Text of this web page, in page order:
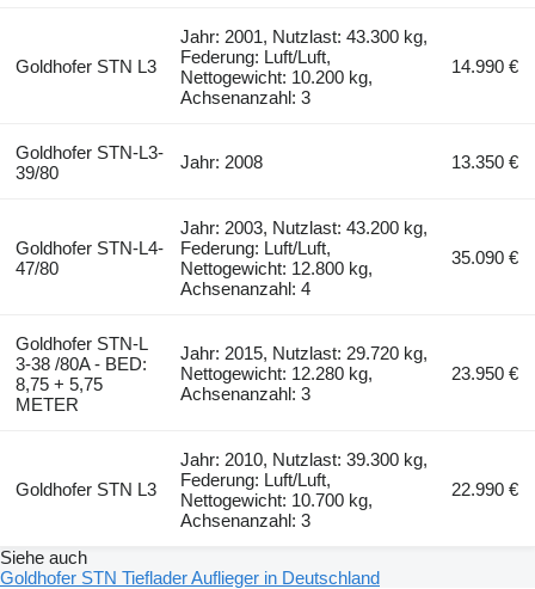
Goldhofer STN L3
Jahr: 2001, Nutzlast: 43.300 kg,
Federung: Luft/Luft,
Nettogewicht: 10.200 kg,
Achsenanzahl: 3
14.990 €
Goldhofer STN-L3-
39/80
Jahr: 2008 13.350 €
Goldhofer STN-L4-
47/80
Jahr: 2003, Nutzlast: 43.200 kg,
Federung: Luft/Luft,
Nettogewicht: 12.800 kg,
Achsenanzahl: 4
35.090 €
Goldhofer STN-L
3-38 /80A - BED:
8,75 + 5,75
METER
Jahr: 2015, Nutzlast: 29.720 kg,
Nettogewicht: 12.280 kg,
Achsenanzahl: 3
23.950 €
Goldhofer STN L3
Jahr: 2010, Nutzlast: 39.300 kg,
Federung: Luft/Luft,
Nettogewicht: 10.700 kg,
Achsenanzahl: 3
22.990 €
Siehe auch
Goldhofer STN Tieflader Auflieger in Deutschland